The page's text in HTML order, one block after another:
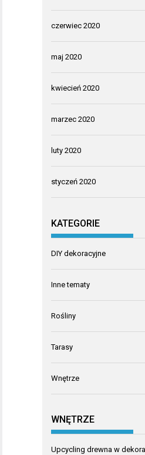
czerwiec 2020
maj 2020
kwiecień 2020
marzec 2020
luty 2020
styczeń 2020
KATEGORIE
DIY dekoracyjne
Inne tematy
Rośliny
Tarasy
Wnętrze
WNĘTRZE
Upcycling drewna w